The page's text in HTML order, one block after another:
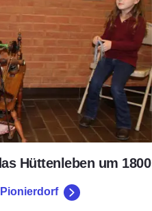
Hüttenleben um 1800